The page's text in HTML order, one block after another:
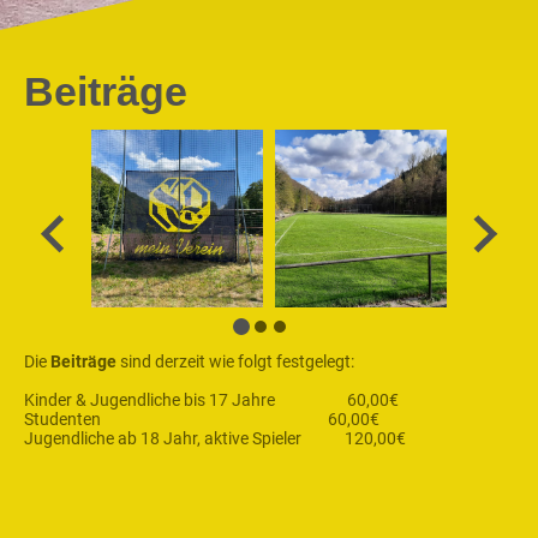
Beiträge
Die Beiträge sind derzeit wie folgt festgelegt:
Kinder & Jugendliche bis 17 Jahre 60,00€
Studenten 60,00€
Jugendliche ab 18 Jahr, aktive Spieler 120,00€